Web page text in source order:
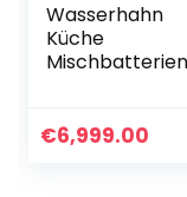
Wasserhahn
Küche
Armatur
€6,999.00